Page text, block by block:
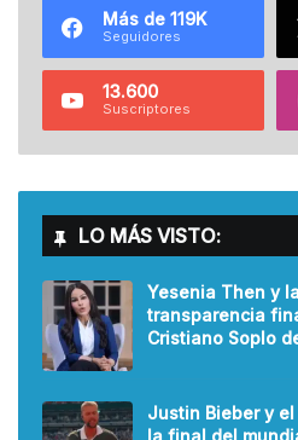
Más de 119K
Seguidores
13.600
Suscriptores
LO MÁS VISTO:
Yesenia Then y
transparencia
Cristiano Soplo
Justin Bieber y